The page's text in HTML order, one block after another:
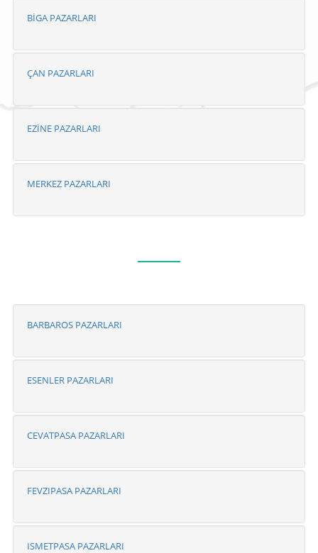
BİGA PAZARLARI
ÇAN PAZARLARI
EZİNE PAZARLARI
MERKEZ PAZARLARI
BARBAROS PAZARLARI
ESENLER PAZARLARI
CEVATPASA PAZARLARI
FEVZIPASA PAZARLARI
ISMETPASA PAZARLARI